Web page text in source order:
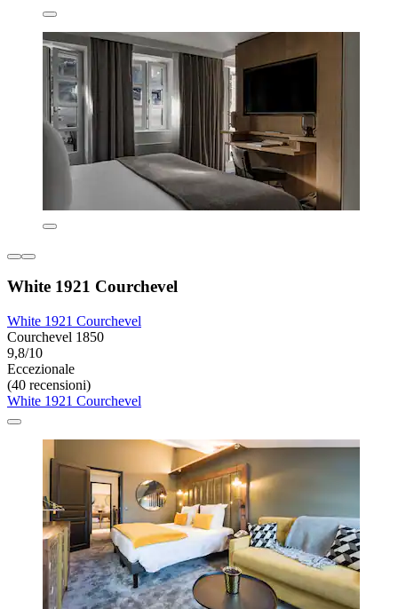
White 1921 Courchevel
White 1921 Courchevel
Courchevel 1850
9,8/10
Eccezionale
(40 recensioni)
White 1921 Courchevel